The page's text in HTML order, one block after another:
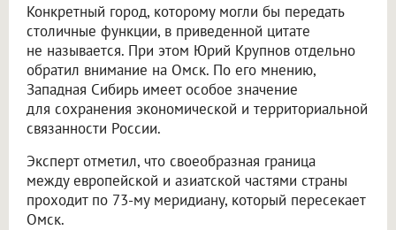
Конкретный город, которому могли бы передать
столичные функции, в приведенной цитате
не называется. При этом Юрий Крупнов отдельно
обратил внимание на Омск. По его мнению,
Западная Сибирь имеет особое значение
для сохранения экономической и территориальной
связанности России.
Эксперт отметил, что своеобразная граница
между европейской и азиатской частями страны
проходит по 73-му меридиану, который пересекает
Омск.